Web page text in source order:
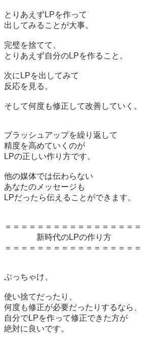
とりあえずLPを作って
出してみることが大事。
完璧を捨てて、
とりあえず自分のLPを作ること。
次にLPを出してみて
反応を見る。
そして何度も修正して改善していく。
ブラッシュアップを繰り返して
精度を高めていくのが
LPの正しい作り方です。
他の媒体では伝わらない
あなたのメッセージも
LPだったら伝えることができます。
＝＝＝＝＝＝＝＝＝＝＝＝＝＝＝＝＝
新時代のLPの作り方
＝＝＝＝＝＝＝＝＝＝＝＝＝＝＝＝＝
ぶっちゃけ、
使い捨てだったり、
何度も修正が必要だったりするなら、
自分でLPを作って修正できた方が
絶対に良いです。